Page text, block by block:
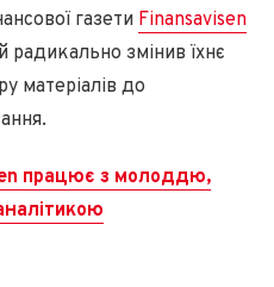
газети Finansavisen
радикально змінив їхнє
матеріалів до
працює з молоддю,